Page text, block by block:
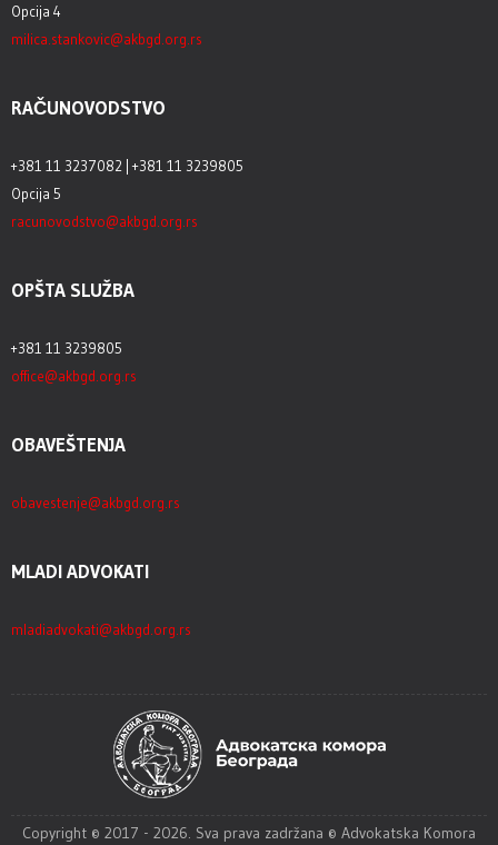
Opcija 4
milica.stankovic@akbgd.org.rs
RAČUNOVODSTVO
+381 11 3237082 | +381 11 3239805
Opcija 5
racunovodstvo@akbgd.org.rs
OPŠTA SLUŽBA
+381 11 3239805
office@akbgd.org.rs
OBAVEŠTENJA
obavestenje@akbgd.org.rs
MLADI ADVOKATI
mladiadvokati@akbgd.org.rs
Copyright © 2017 - 2026. Sva prava zadržana © Advokatska Komora